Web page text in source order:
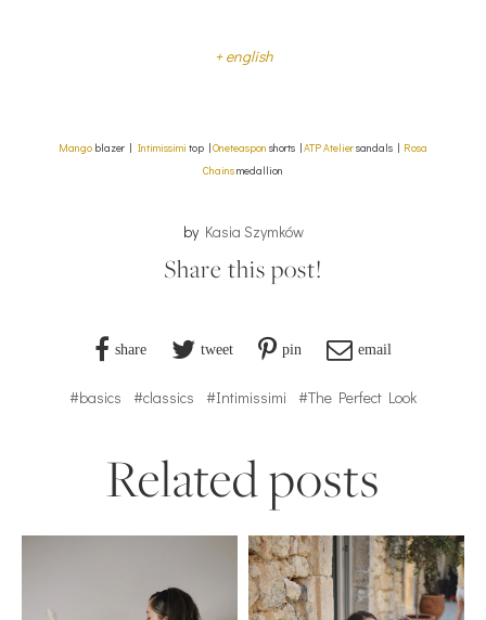
+ english
Mango blazer | Intimissimi top |Oneteaspon shorts |ATP Ateliersandals | Rosa
Chainsmedallion
by Kasia Szymków
Share this post!
share tweet pin email
#basics #classics #Intimissimi #The Perfect Look
Related posts